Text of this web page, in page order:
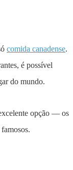
comida canadense.
é possível
do mundo.
opção — os